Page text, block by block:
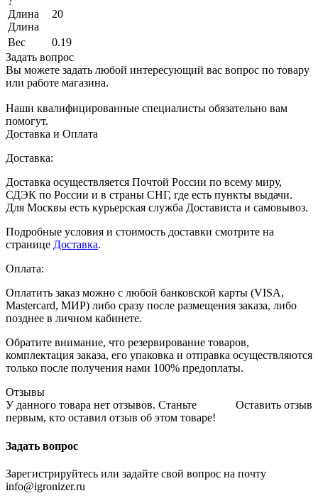
Длина
Длина
20
Вес
0.19
Задать вопрос
Вы можете задать любой интересующий вас вопрос по товару
или работе магазина.
Наши квалифицированные специалисты обязательно вам
помогут.
Доставка и Оплата
Доставка:
Доставка осуществляется Почтой России по всему миру,
СДЭК по России и в страны СНГ, где есть пункты выдачи.
Для Москвы есть курьерская служба Достависта и самовывоз.
Подробные условия и стоимость доставки смотрите на
странице Доставка.
Оплата:
Оплатить заказ можно с любой банковской карты (VISA,
Mastercard, МИР) либо сразу после размещения заказа, либо
позднее в личном кабинете.
Обратите внимание, что резервирование товаров,
комплектация заказа, его упаковка и отправка осуществляются
только после получения нами 100% предоплаты.
Отзывы
Оставить отзыв
У данного товара нет отзывов. Станьте
первым, кто оставил отзыв об этом товаре!
Задать вопрос
Зарегистрируйтесь или задайте свой вопрос на почту
info@igronizer.ru